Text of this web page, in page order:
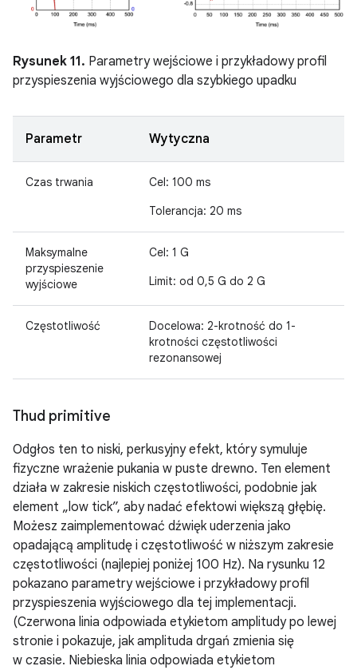
Rysunek 11. Parametry wejściowe i przykładowy profil
przyspieszenia wyjściowego dla szybkiego upadku
Parametr Wytyczna
Czas trwania
Cel: 100 ms
Tolerancja: 20 ms
Maksymalne
przyspieszenie
wyjściowe
Cel: 1 G
Limit: od 0,5 G do 2 G
Częstotliwość
Docelowa: 2-krotność do 1-
krotności częstotliwości
rezonansowej
Thud primitive
Odgłos ten to niski, perkusyjny efekt, który symuluje
fizyczne wrażenie pukania w puste drewno. Ten element
działa w zakresie niskich częstotliwości, podobnie jak
element „low tick”, aby nadać efektowi większą głębię.
Możesz zaimplementować dźwięk uderzenia jako
opadającą amplitudę i częstotliwość w niższym zakresie
częstotliwości (najlepiej poniżej 100 Hz). Na rysunku 12
pokazano parametry wejściowe i przykładowy profil
przyspieszenia wyjściowego dla tej implementacji.
(Czerwona linia odpowiada etykietom amplitudy po lewej
stronie i pokazuje, jak amplituda drgań zmienia się
w czasie. Niebieska linia odpowiada etykietom